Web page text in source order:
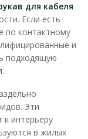
или кабелей
пер..
для кабеля
Если есть
по контактному
и
подходящую
Эти
к интерьеру
в жилых